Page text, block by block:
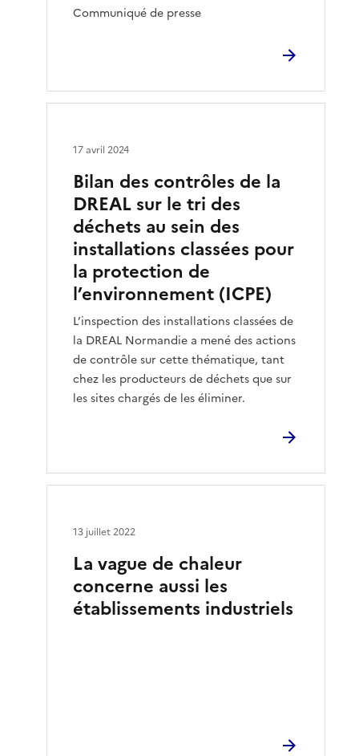
Communiqué de presse
Bilan des contrôles de la
DREAL sur le tri des
déchets au sein des
installations classées pour
la protection de
l’environnement (ICPE)
L’inspection des installations classées de
la DREAL Normandie a mené des actions
de contrôle sur cette thématique, tant
chez les producteurs de déchets que sur
les sites chargés de les éliminer.
17 avril 2024
La vague de chaleur
concerne aussi les
établissements industriels
13 juillet 2022